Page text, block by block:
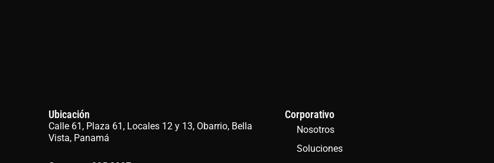
Ubicación
Calle 61, Plaza 61, Locales 12 y 13, Obarrio, Bella
Vista, Panamá
Corporativo
Nosotros
Soluciones